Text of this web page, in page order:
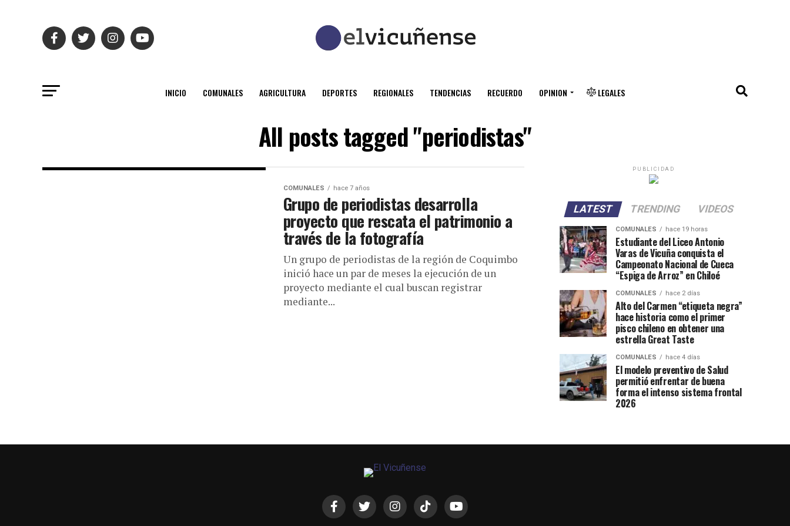
INICIO COMUNALES AGRICULTURA DEPORTES REGIONALES TENDENCIAS RECUERDO OPINION LEGALES
All posts tagged "periodistas"
COMUNALES hace 7 años
Grupo de periodistas desarrolla
proyecto que rescata el patrimonio a
través de la fotografía
Un grupo de periodistas de la región de Coquimbo
inició hace un par de meses la ejecución de un
proyecto mediante el cual buscan registrar
mediante...
PUBLICIDAD
LATEST TRENDING VIDEOS
COMUNALES hace 19 horas
Estudiante del Liceo Antonio
Varas de Vicuña conquista el
Campeonato Nacional de Cueca
“Espiga de Arroz” en Chiloé
COMUNALES hace 2 días
Alto del Carmen “etiqueta negra”
hace historia como el primer
pisco chileno en obtener una
estrella Great Taste
COMUNALES hace 4 días
El modelo preventivo de Salud
permitió enfrentar de buena
forma el intenso sistema frontal
2026